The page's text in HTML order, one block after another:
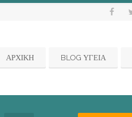
ΑΡΧΙΚΗ BLOG ΥΓΕΙΑ